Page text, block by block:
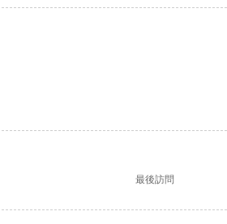
最後訪問